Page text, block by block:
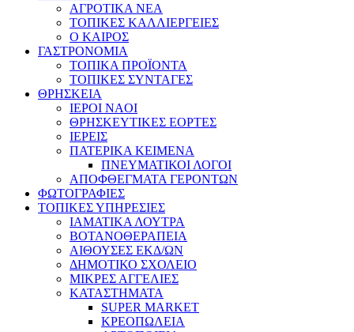
ΑΓΡΟΤΙΚΑ ΝΕΑ
ΤΟΠΙΚΕΣ ΚΑΛΛΙΕΡΓΕΙΕΣ
Ο ΚΑΙΡΟΣ
ΓΑΣΤΡΟΝΟΜΙΑ
ΤΟΠΙΚΑ ΠΡΟΪΟΝΤΑ
ΤΟΠΙΚΕΣ ΣΥΝΤΑΓΕΣ
ΘΡΗΣΚΕΙΑ
IEPOI NAOI
ΘΡΗΣΚΕΥΤΙΚΕΣ ΕΟΡΤΕΣ
ΙΕΡΕΙΣ
ΠΑΤΕΡΙΚΑ ΚΕΙΜΕΝΑ
ΠΝΕΥΜΑΤΙΚΟΙ ΛΟΓΟΙ
ΑΠΟΦΘΕΓΜΑΤΑ ΓΕΡΟΝΤΩΝ
ΦΩΤΟΓΡΑΦΙΕΣ
ΤΟΠΙΚΕΣ ΥΠΗΡΕΣΙΕΣ
ΙΑΜΑΤΙΚΑ ΛΟΥΤΡΑ
ΒΟΤΑΝΟΘΕΡΑΠΕΙΑ
ΑΙΘΟΥΣΕΣ ΕΚΔ/ΩΝ
ΔΗΜΟΤΙΚΟ ΣΧΟΛΕΙΟ
ΜΙΚΡΕΣ ΑΓΓΕΛΙΕΣ
ΚΑΤΑΣΤΗΜΑΤΑ
SUPER MARKET
ΚΡΕΟΠΩΛΕΙΑ